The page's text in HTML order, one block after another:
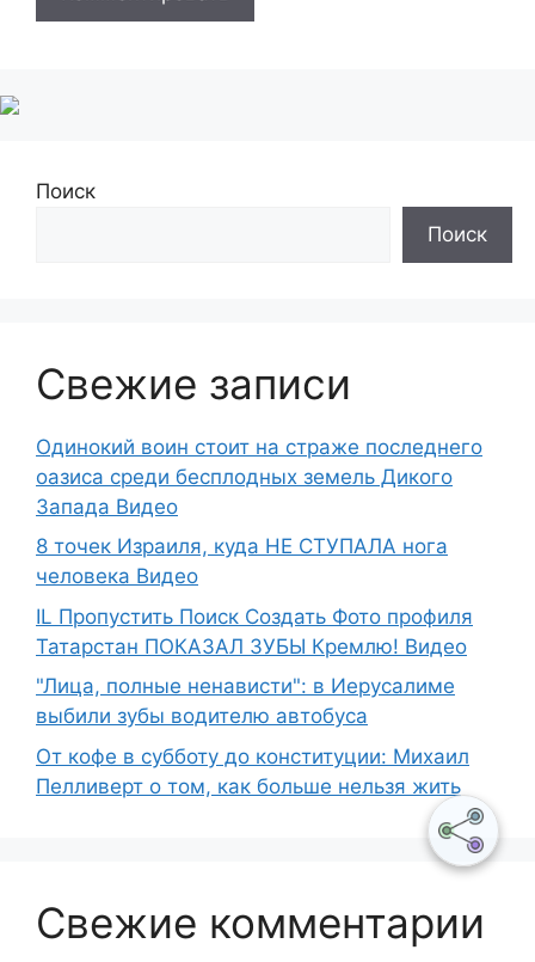
Поиск
Поиск
Свежие записи
Одинокий воин стоит на страже последнего
оазиса среди бесплодных земель Дикого
Запада Видео
8 точек Израиля, куда НЕ СТУПАЛА нога
человека Видео
IL Пропустить Поиск Создать Фото профиля
Татарстан ПОКАЗАЛ ЗУБЫ Кремлю! Видео
"Лица, полные ненависти": в Иерусалиме
выбили зубы водителю автобуса
От кофе в субботу до конституции: Михаил
Пелливерт о том, как больше нельзя жить
Свежие комментарии